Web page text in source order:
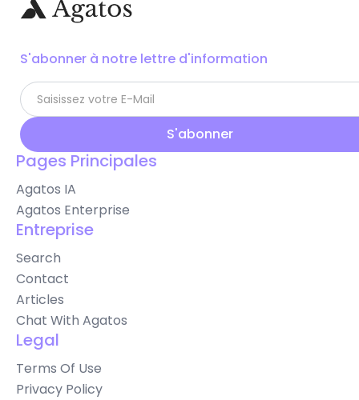
S'abonner à notre lettre d'information
Pages Principales
Agatos IA
Agatos Enterprise
Entreprise
Search
Contact
Articles
Chat With Agatos
Legal
Terms Of Use
Privacy Policy